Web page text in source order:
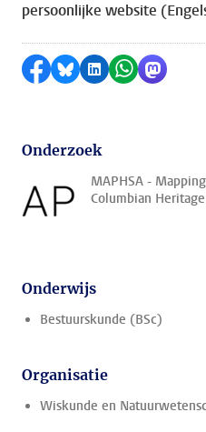
persoonlijke website
Delen op Facebook
Delen via Bluesky
Delen opDelen via
Delen
Onderzoek
MAPHSA -
Columbian
Onderwijs
Bestuurskunde (BSc)
Organisatie
Wiskunde en